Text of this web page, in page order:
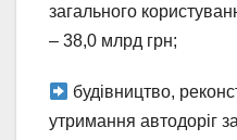
загального
– 38,0 млрд грн;
будівництво,
утримання автодоріг